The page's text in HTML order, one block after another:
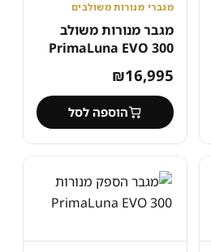
מגברי מנורות משולבים
מגבר מנורות משולב
PrimaLuna EVO 300
₪16,995
הוספה לסל